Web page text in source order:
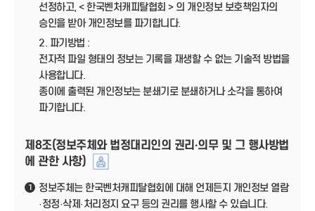
선정하고, < 한국벤처캐피탈협회 > 의 개인정보 보호책임자의
승인을 받아 개인정보를 파기합니다.
2. 파기방법 :
전자적 파일 형태의 정보는 기록을 재생할 수 없는 기술적 방법을
사용합니다.
종이에 출력된 개인정보는 분쇄기로 분쇄하거나 소각을 통하여
파기합니다.
제8조(정보주체와 법정대리인의 권리·의무 및 그 행사방법
에 관한 사항)
1
정보주체는 한국벤처캐피탈협회에 대해 언제든지 개인정보 열람
·정정·삭제·처리정지 요구 등의 권리를 행사할 수 있습니다.